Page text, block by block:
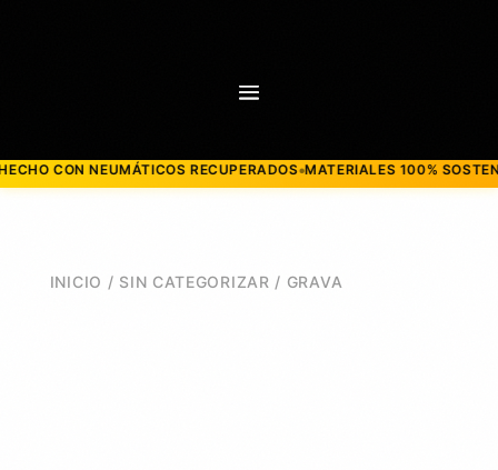
NEUMÁTICOS RECUPERADOS● MATERIALES 100% SOSTENIBLES ●
INICIO / SIN CATEGORIZAR / GRAVA